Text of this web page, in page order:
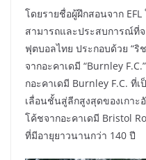
โดยรายชื่อผู้ฝึกสอนจาก
สามารถและประสบการณ์ที่
ฟุตบอลไทย ประกอบด้วย “
จากอะคาเดมี “Burnley
กอะคาเดมี Burnley F.C. ที่
เลื่อนชั้นสู่ลีกสูงสุดของเกาะ
โค้ชจากอะคาเดมี Bristol
ที่มีอายุยาวนานกว่า 140 ปี